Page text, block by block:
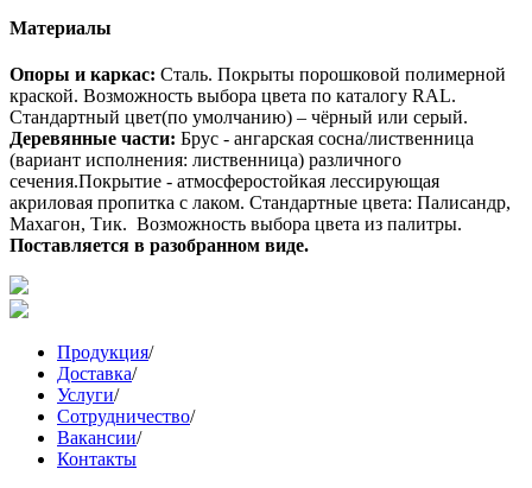
Материалы
Опоры и каркас: Сталь. Покрыты порошковой полимерной
краской. Возможность выбора цвета по каталогу RAL.
Стандартный цвет(по умолчанию) – чёрный или серый.
Деревянные части: Брус - ангарская сосна/лиственница
(вариант исполнения: лиственница) различного
сечения.Покрытие - атмосферостойкая лессирующая
акриловая пропитка с лаком. Стандартные цвета: Палисандр,
Махагон, Тик. Возможность выбора цвета из палитры.
Поставляется в разобранном виде.
Продукция/
Доставка/
Услуги/
Сотрудничество/
Вакансии/
Контакты